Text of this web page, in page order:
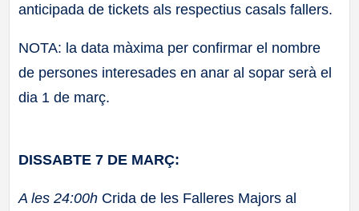
anticipada de tickets als respectius casals fallers.
NOTA: la data màxima per confirmar el nombre
de persones interesades en anar al sopar serà el
dia 1 de març.
DISSABTE 7 DE MARÇ:
A les 24:00h Crida de les Falleres Majors al